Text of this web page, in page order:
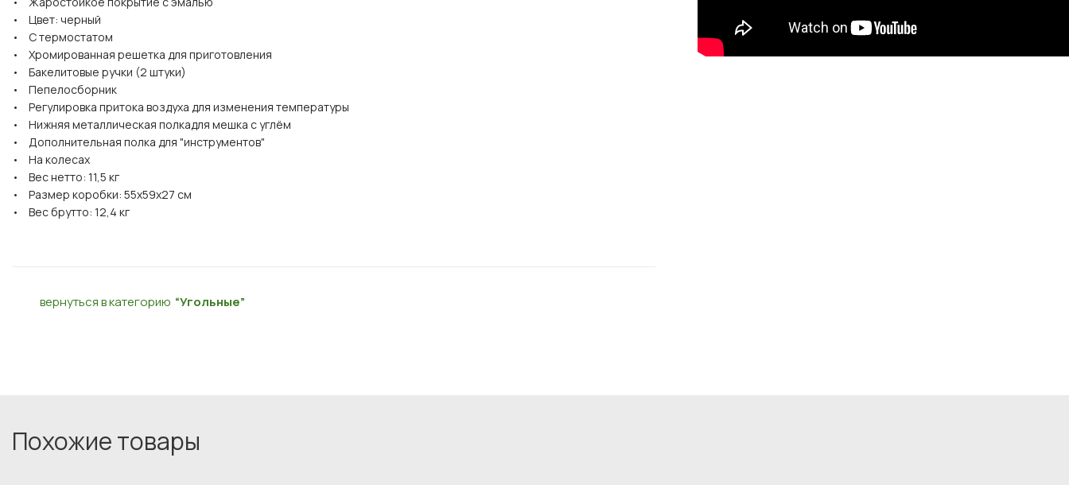
• Цвет: черный
• С термостатом
• Хромированная решетка для приготовления
• Бакелитовые ручки (2 штуки)
• Пепелосборник
• Регулировка притока воздуха для изменения температуры
• Нижняя металлическая полкадля мешка с углём
• Дополнительная полка для "инструментов"
• На колесах
• Вес нетто: 11,5 кг
• Размер коробки: 55х59х27 cм
• Вес брутто: 12,4 кг
вернуться в категорию “Угольные”
Похожие товары